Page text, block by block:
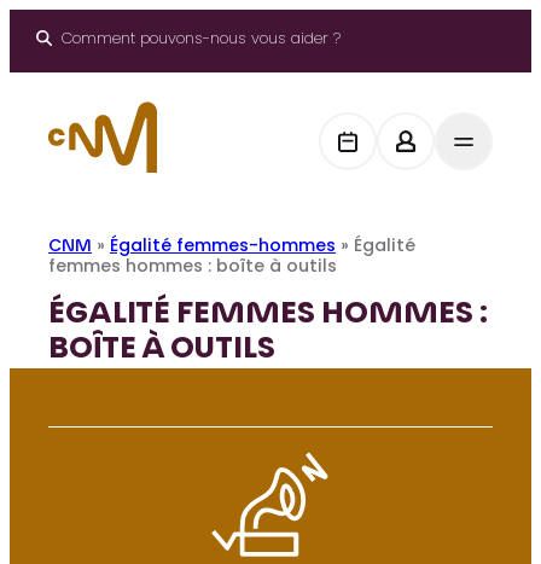
Comment pouvons-nous vous aider ?
CNM » Égalité femmes-hommes » Égalité
femmes hommes : boîte à outils
ÉGALITÉ FEMMES HOMMES :
BOÎTE À OUTILS